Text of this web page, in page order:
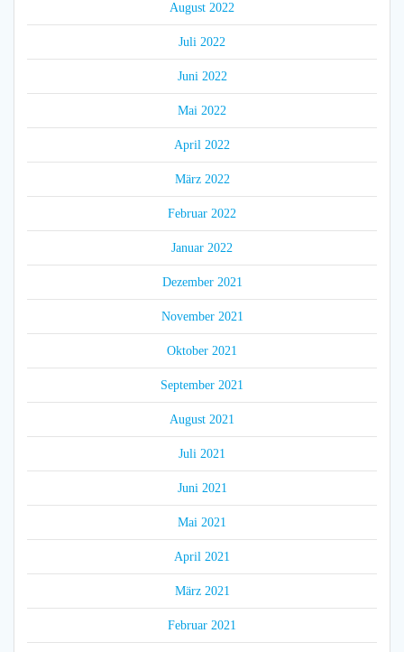
August 2022
Juli 2022
Juni 2022
Mai 2022
April 2022
März 2022
Februar 2022
Januar 2022
Dezember 2021
November 2021
Oktober 2021
September 2021
August 2021
Juli 2021
Juni 2021
Mai 2021
April 2021
März 2021
Februar 2021